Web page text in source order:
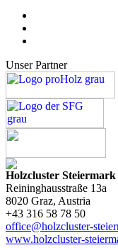
Unser Partner
Holzcluster
Reininghausstraße 13a
8020 Graz, Austria
+43 316 58 78 50
office@holzcluster-
www.holzcluster-